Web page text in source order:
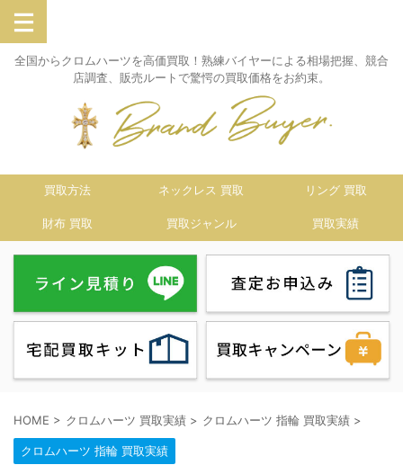
全国からクロムハーツを高価買取！熟練バイヤーによる相場把握、競合
店調査、販売ルートで驚愕の買取価格をお約束。
買取方法 ネックレス 買取 リング 買取
財布 買取 買取ジャンル 買取実績
HOME > クロムハーツ 買取実績 > クロムハーツ 指輪 買取実績 >
クロムハーツ 指輪 買取実績